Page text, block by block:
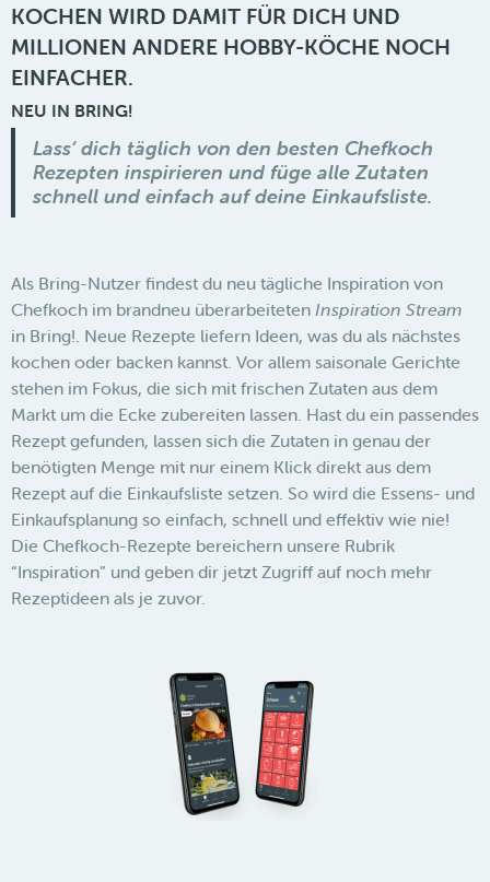
KOCHEN WIRD DAMIT FÜR DICH UND
MILLIONEN ANDERE HOBBY-KÖCHE NOCH
EINFACHER.
NEU IN BRING!
Lass‘ dich täglich von den besten Chefkoch
Rezepten inspirieren und füge alle Zutaten
schnell und einfach auf deine Einkaufsliste.
Als Bring-Nutzer findest du neu tägliche Inspiration von
Chefkoch im brandneu überarbeiteten Inspiration Stream
in Bring!. Neue Rezepte liefern Ideen, was du als nächstes
kochen oder backen kannst. Vor allem saisonale Gerichte
stehen im Fokus, die sich mit frischen Zutaten aus dem
Markt um die Ecke zubereiten lassen. Hast du ein passendes
Rezept gefunden, lassen sich die Zutaten in genau der
benötigten Menge mit nur einem Klick direkt aus dem
Rezept auf die Einkaufsliste setzen. So wird die Essens- und
Einkaufsplanung so einfach, schnell und effektiv wie nie!
Die Chefkoch-Rezepte bereichern unsere Rubrik
“Inspiration” und geben dir jetzt Zugriff auf noch mehr
Rezeptideen als je zuvor.